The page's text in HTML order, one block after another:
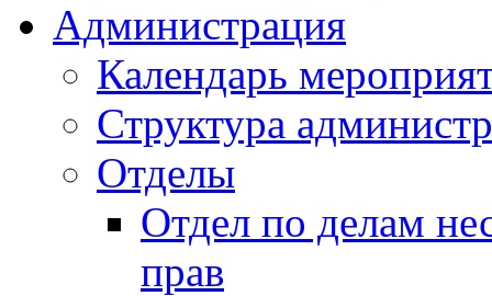
Администрация
Календарь
Структура
Отделы
Отдел по делам
прав